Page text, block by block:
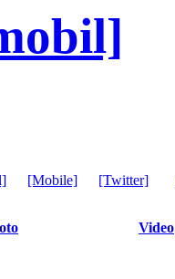
[Mobile] [Twitter]
Video